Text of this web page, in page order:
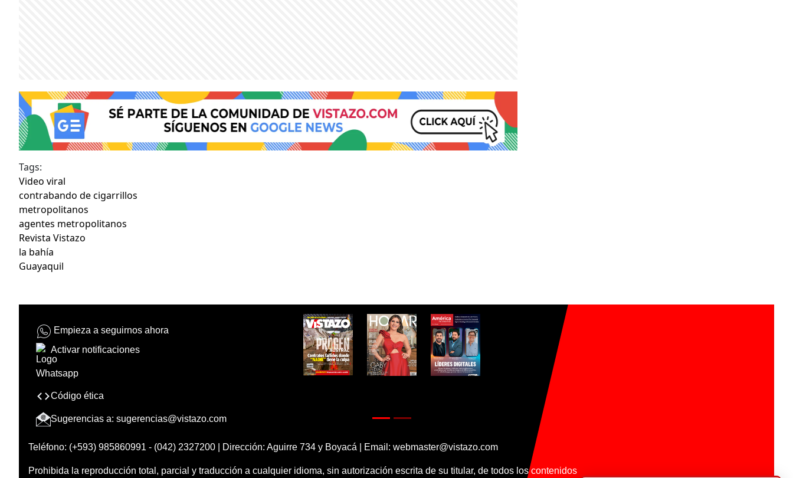
Tags:
Video viral
contrabando de cigarrillos
metropolitanos
agentes metropolitanos
Revista Vistazo
la bahía
Guayaquil
Empieza a seguirnos ahora
Activar notificaciones
Código ética
Sugerencias a: sugerencias@vistazo.com
Teléfono: (+593) 985860991 - (042) 2327200 | Dirección: Aguirre 734 y Boyacá | Email: webmaster@vistazo.com
Prohibida la reproducción total, parcial y traducción a cualquier idioma, sin autorización escrita de su titular, de todos los contenidos